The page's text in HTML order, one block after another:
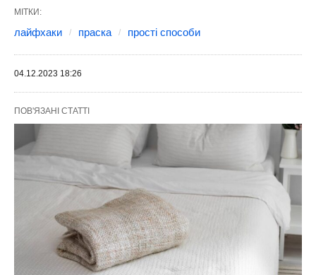
МІТКИ:
лайфхаки праска прості способи
04.12.2023 18:26
ПОВ'ЯЗАНІ СТАТТІ